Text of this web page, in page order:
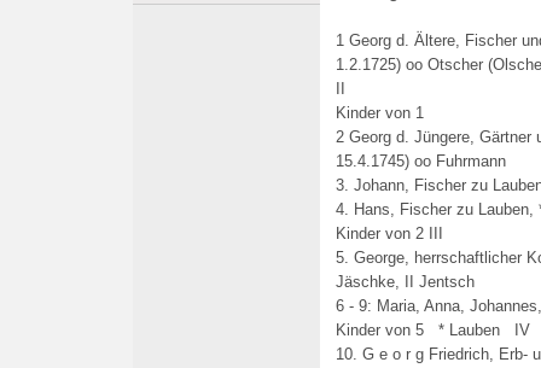
1 Georg d. Ältere, Fischer
1.2.1725) oo Otscher
Kinder von 1
2 Georg d. Jüngere, Gärtner
15.4.1745) oo Fuhrmann
3. Johann, Fischer zu
4. Hans, Fischer zu Lauben,
Kinder von 2 III
5. George, herrschaftlicher
Jäschke, II Jentsch
6 - 9: Maria, Anna,
Kinder von 5 * Lauben IV
10. G e o r g Friedrich, Erb-